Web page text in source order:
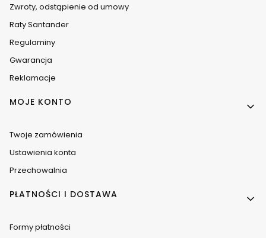
Zwroty, odstąpienie od umowy
Raty Santander
Regulaminy
Gwarancja
Reklamacje
MOJE KONTO
Twoje zamówienia
Ustawienia konta
Przechowalnia
PŁATNOŚCI I DOSTAWA
Formy płatności